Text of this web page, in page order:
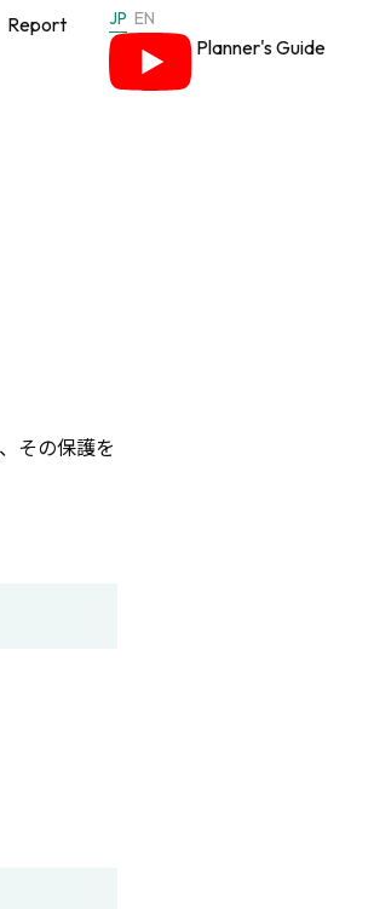
Report JP EN
Planner's Guide
その保護を